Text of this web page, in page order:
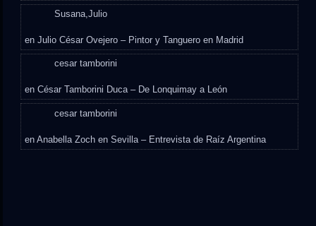
Susana,Julio
enJulio César Ovejero – Pintor y Tanguero en Madrid
cesar tamborini
enCésar Tamborini Duca – De Lonquimay a León
cesar tamborini
enAnabella Zoch en Sevilla – Entrevista de Raíz Argentina